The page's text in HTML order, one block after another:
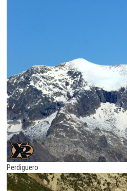
Perdiguero